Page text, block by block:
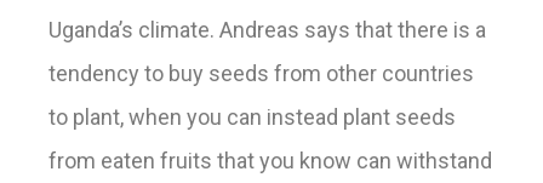
Uganda’s climate. Andreas says that there is a
tendency to buy seeds from other countries
to plant, when you can instead plant seeds
from eaten fruits that you know can withstand